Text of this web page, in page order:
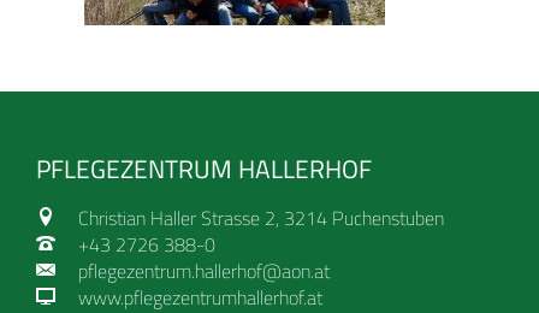
PFLEGEZENTRUM HALLERHOF
Christian Haller Strasse 2, 3214 Puchenstuben
+43 2726 388-0
pflegezentrum.hallerhof@aon.at
www.pflegezentrumhallerhof.at